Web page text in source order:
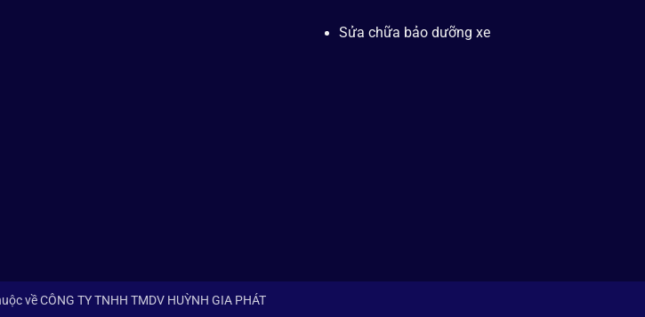
Sửa chữa bảo dưỡng xe
về CÔNG TY TNHH TMDV HUỲNH GIA PHÁT